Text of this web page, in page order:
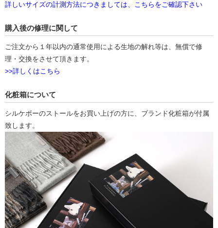
詳しいサイズの計測方法につきましては、こちらをご確認下さい
購入後の修理に関して
ご注文から１年以内の通常使用による生地の解れ等は、無償で修
理・交換をさせて頂きます。
>>詳しくはこちら
化粧箱について
シルケボーのストールをお買い上げの方に、ブランド化粧箱が付属
致します。